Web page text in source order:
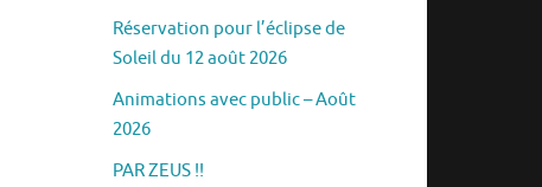
Réservation pour l’éclipse de
Soleil du 12 août 2026
Animations avec public – Août
2026
PAR ZEUS !!